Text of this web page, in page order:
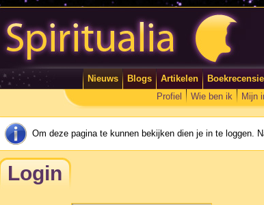
Nieuws Blogs Artikelen
Profiel
Wie ben ik Mijn
Om deze pagina te kunnen bekijken dien je in te loggen.
Login